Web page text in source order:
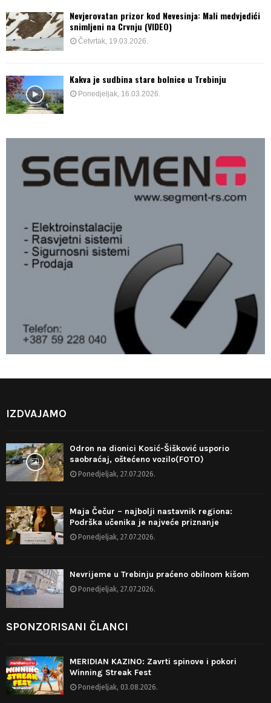
Nevjerovatan prizor kod Nevesinja: Mali medvjedići
snimljeni na Crvnju (VIDEO)
Četvrtak, 19.03.2026.
Kakva je sudbina stare bolnice u Trebinju
Ponedjeljak, 16.03.2026.
IZDVAJAMO
Odron na dionici Kosić-Šišković usporio
saobraćaj, oštećeno vozilo(FOTO)
Ponedjeljak, 27.07.2026.
Maja Čečur – najbolji nastavnik regiona:
Podrška učenika je najveće priznanje
Ponedjeljak, 27.07.2026.
Nevrijeme u Trebinju praćeno obilnom kišom
Ponedjeljak, 27.07.2026.
SPONZORISANI ČLANCI
MERIDIAN KAZINO: Zavrti spinove i pokori
Winning Streak Fest
Ponedjeljak, 03.08.2026.